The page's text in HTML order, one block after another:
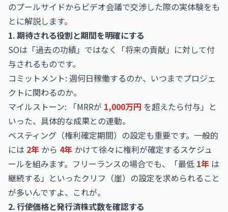
のプールサイドからビデオ会議で交渉した際の実体験をも
とに解説します。
1. 期待される役割と期間を明確にする
SOは「過去の功績」ではなく「将来の貢献」に対して付
与されるものです。
コミットメント: 週何日稼働するのか、いつまでプロジェ
クトに関わるのか。
マイルストーン: 「MRRが 1,000万円 を超えたら付与」と
いった、具体的な成果との連動。
ベスティング（権利確定期間）の設定も重要です。一般的
には 2年 から 4年 かけて徐々に権利が確定するスケジュ
ールを組みます。フリーランスの場合でも、「最低 1年 は
継続する」といったクリフ（崖）の設定を求められること
が多いんですよ、これが。
2. 行使価格と発行済株式数を確認する